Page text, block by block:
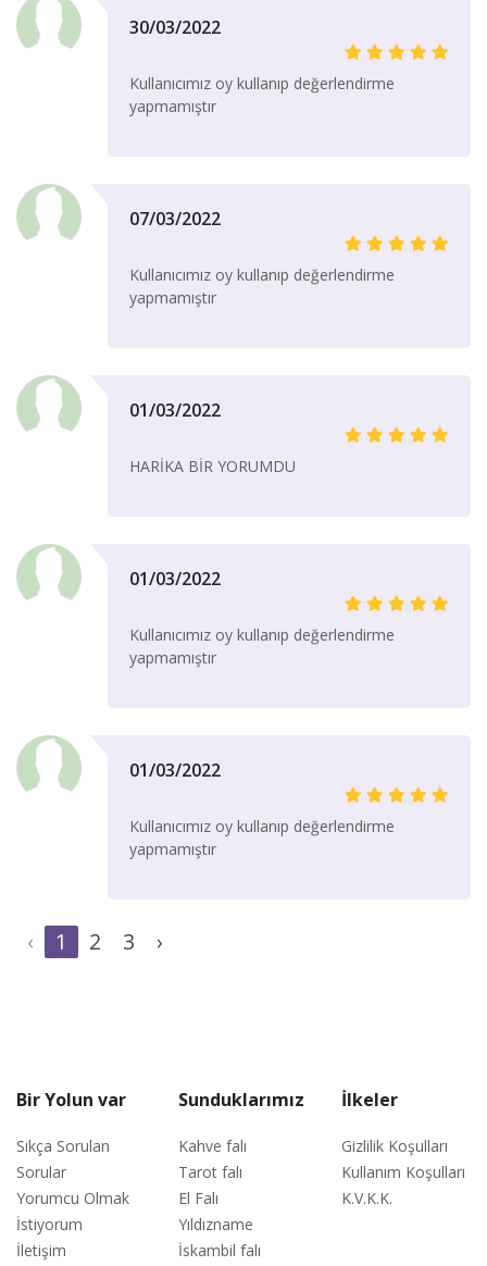
30/03/2022
Kullanıcımız oy kullanıp değerlendirme
yapmamıştır
07/03/2022
Kullanıcımız oy kullanıp değerlendirme
yapmamıştır
01/03/2022
HARİKA BİR YORUMDU
01/03/2022
Kullanıcımız oy kullanıp değerlendirme
yapmamıştır
01/03/2022
Kullanıcımız oy kullanıp değerlendirme
yapmamıştır
‹ 1 2 3 ›
Bir Yolun var
Sıkça Sorulan
Sorular
Yorumcu Olmak
İstiyorum
İletişim
Sunduklarımız
Kahve falı
Tarot falı
El Falı
Yıldızname
İskambil falı
İlkeler
Gizlilik Koşulları
Kullanım Koşulları
K.V.K.K.